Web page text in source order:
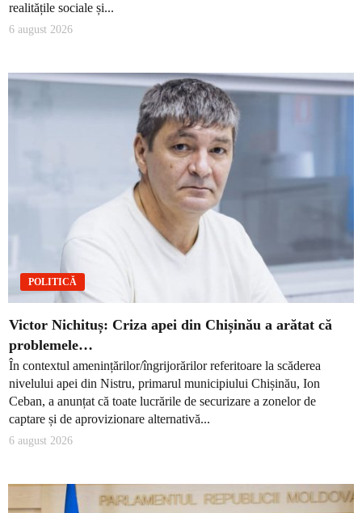
realitățile sociale și...
6 august 2026
POLITICĂ
Victor Nichituș: Criza apei din Chișinău a arătat că
problemele…
În contextul amenințărilor/îngrijorărilor referitoare la scăderea
nivelului apei din Nistru, primarul municipiului Chișinău, Ion
Ceban, a anunțat că toate lucrările de securizare a zonelor de
captare și de aprovizionare alternativă...
6 august 2026